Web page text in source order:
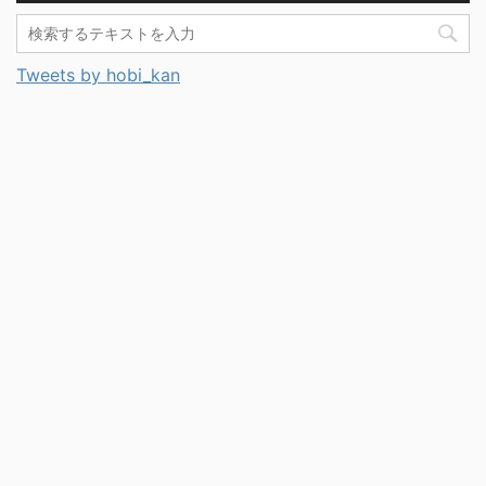
Tweets by hobi_kan